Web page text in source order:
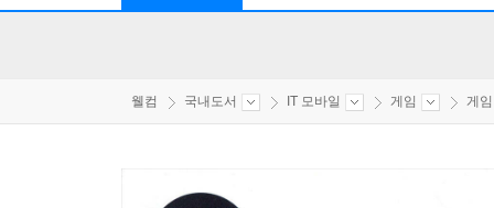
웰컴 국내도서 IT 모바일 게임 게